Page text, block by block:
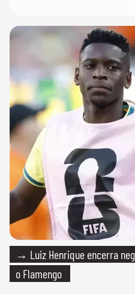
→ Luiz Henrique encerra
o Flamengo